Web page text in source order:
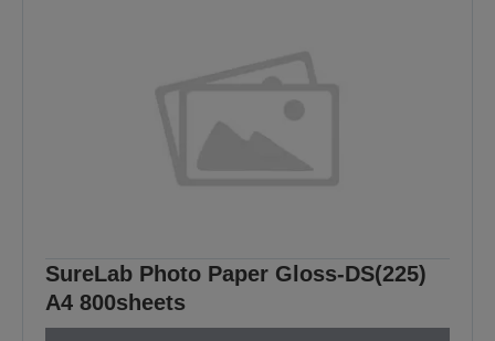
SureLab Photo Paper Gloss-DS(225)
A4 800sheets